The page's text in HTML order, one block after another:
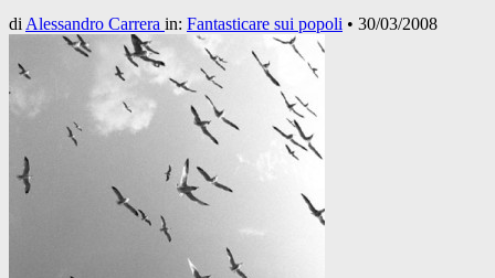
di Alessandro Carrera in: Fantasticare sui popoli • 30/03/2008